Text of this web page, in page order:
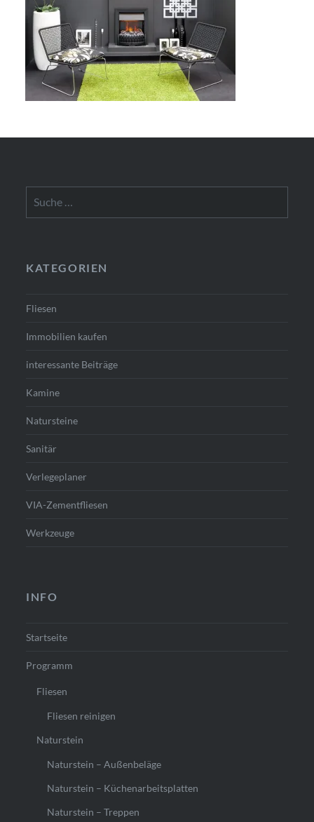
nach:
KATEGORIEN
Fliesen
Immobilien kaufen
interessante Beiträge
Kamine
Natursteine
Sanitär
Verlegeplaner
VIA-Zementfliesen
Werkzeuge
INFO
Startseite
Programm
Fliesen
Fliesen reinigen
Naturstein
Naturstein – Außenbeläge
Naturstein – Küchenarbeitsplatten
Naturstein – Treppen